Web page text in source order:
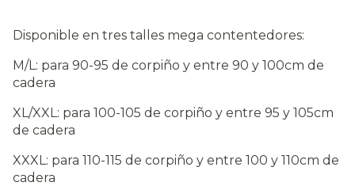
Disponible en tres talles mega contentedores:
M/L: para 90-95 de corpiño y entre 90 y 100cm de
cadera
XL/XXL: para 100-105 de corpiño y entre 95 y 105cm
de cadera
XXXL: para 110-115 de corpiño y entre 100 y 110cm de
cadera